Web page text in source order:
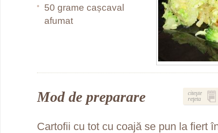
50 grame cașcaval
afumat
Mod de preparare
citeşte
reţeta
Cartofii cu tot cu coajă se pun la fiert